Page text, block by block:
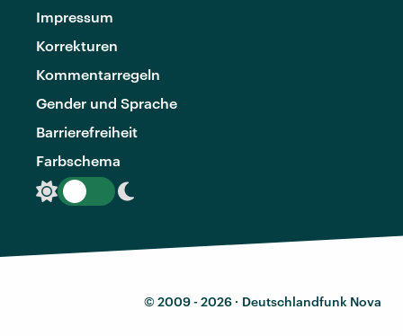
Impressum
Korrekturen
Kommentarregeln
Gender und Sprache
Barrierefreiheit
Farbschema
© 2009 - 2026 · Deutschlandfunk Nova